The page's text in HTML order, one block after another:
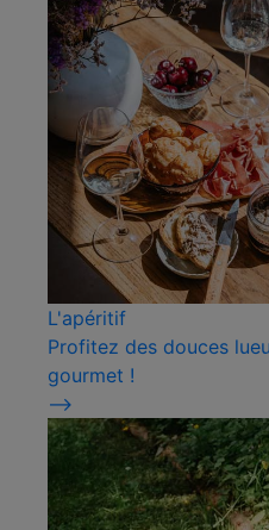
L'apéritif
Profitez des douces
gourmet !
⟶